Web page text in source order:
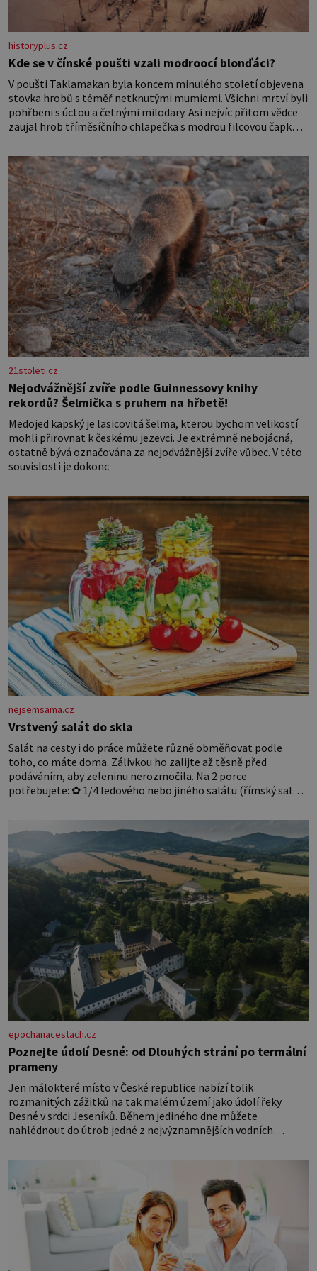
historyplus.cz
Kde se v čínské poušti vzali modroocí blonďáci?
V poušti Taklamakan byla koncem minulého století objevena
stovka hrobů s téměř netknutými mumiemi. Všichni mrtví byli
pohřbeni s úctou a četnými milodary. Asi nejvíc přitom vědce
zaujal hrob tříměsíčního chlapečka s modrou filcovou čapkou,
nesmírně dobře zachovalá, přičítají odborníci zdejším
klimatickým podmínkám. Sucho, prosolené písky a extrémně
21stoleti.cz
Nejodvážnější zvíře podle Guinnessovy knihy
rekordů? Šelmička s pruhem na hřbetě!
Medojed kapský je lasicovitá šelma, kterou bychom velikostí
mohli přirovnat k českému jezevci. Je extrémně nebojácná,
ostatně bývá označována za nejodvážnější zvíře vůbec. V této
souvislosti je dokonc
nejsemsama.cz
Vrstvený salát do skla
Salát na cesty i do práce můžete různě obměňovat podle
toho, co máte doma. Zálivkou ho zalijte až těsně před
podáváním, aby zeleninu nerozmočila. Na 2 porce
potřebujete: ✿ 1/4 ledového nebo jiného salátu (římský salát,
rajčata Zálivka: ✿ 4 lžíce olivového oleje ✿ 1 lžíci citronové
šťávy ✿ ½ stroužku
epochanacestach.cz
Poznejte údolí Desné: od Dlouhých strání po termální
prameny
Jen málokteré místo v České republice nabízí tolik
rozmanitých zážitků na tak malém území jako údolí řeky
Desné v srdci Jeseníků. Během jediného dne můžete
nahlédnout do útrob jedné z nejvýznamnějších vodních
koloběžce a den zakončit poznáváním památek ve Velkých